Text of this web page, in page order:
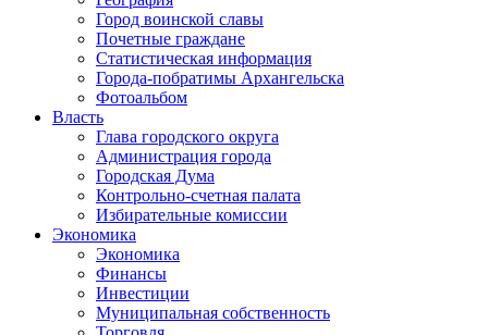
Город воинской славы
Почетные граждане
Статистическая информация
Города-побратимы Архангельска
Фотоальбом
Власть
Глава городского округа
Администрация города
Городская Дума
Контрольно-счетная палата
Избирательные комиссии
Экономика
Экономика
Финансы
Инвестиции
Муниципальная собственность